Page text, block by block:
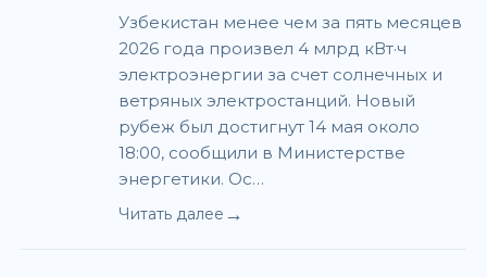
Узбекистан менее чем за пять месяцев
2026 года произвел 4 млрд кВт·ч
электроэнергии за счет солнечных и
ветряных электростанций. Новый
рубеж был достигнут 14 мая около
18:00, сообщили в Министерстве
энергетики. Ос…
Читать далее →